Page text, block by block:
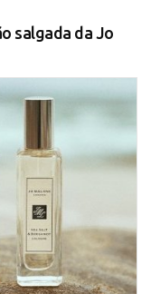
salgada da Jo